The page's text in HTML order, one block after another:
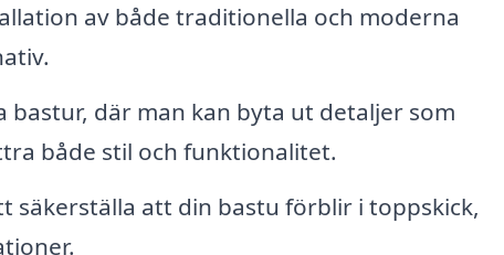
av både traditionella och moderna
där man kan byta ut detaljer som
både stil och funktionalitet.
säkerställa att din bastu förblir i toppskick,